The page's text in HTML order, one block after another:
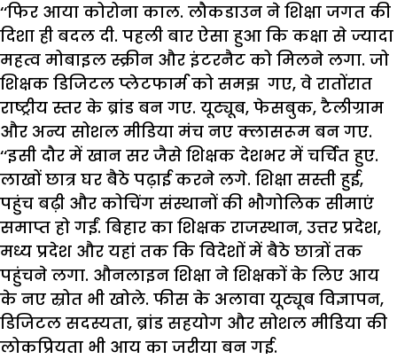
‘‘फिर आया कोरोना काल. लौकडाउन ने शिक्षा जगत की
दिशा ही बदल दी. पहली बार ऐसा हुआ कि कक्षा से ज्यादा
महत्व मोबाइल स्क्रीन और इंटरनैट को मिलने लगा. जो
शिक्षक डिजिटल प्लेटफार्म को समझ गए, वे रातोंरात
राष्ट्रीय स्तर के ब्रांड बन गए. यूट्यूब, फेसबुक, टैलीग्राम
और अन्य सोशल मीडिया मंच नए क्लासरूम बन गए.
‘‘इसी दौर में खान सर जैसे शिक्षक देशभर में चर्चित हुए.
लाखों छात्र घर बैठे पढ़ाई करने लगे. शिक्षा सस्ती हुई,
पहुंच बढ़ी और कोचिंग संस्थानों की भौगोलिक सीमाएं
समाप्त हो गईं. बिहार का शिक्षक राजस्थान, उत्तर प्रदेश,
मध्य प्रदेश और यहां तक कि विदेशों में बैठे छात्रों तक
पहुंचने लगा. औनलाइन शिक्षा ने शिक्षकों के लिए आय
के नए स्रोत भी खोले. फीस के अलावा यूट्यूब विज्ञापन,
डिजिटल सदस्यता, ब्रांड सहयोग और सोशल मीडिया की
लोकप्रियता भी आय का जरीया बन गई.